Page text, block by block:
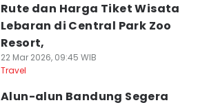
Rute dan Harga Tiket Wisata
Lebaran di Central Park Zoo
Resort,
22 Mar 2026, 09:45 WIB
Travel
Alun-alun Bandung Segera